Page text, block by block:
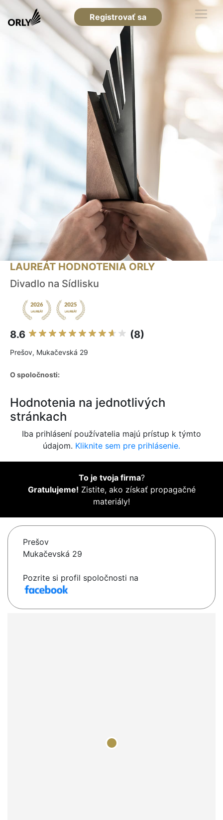
Registrovať sa
LAUREÁT HODNOTENIA ORLY
Divadlo na Sídlisku
8.6 (8)
Prešov, Mukačevská 29
O spoločnosti:
Hodnotenia na jednotlivých
stránkach
Iba prihlásení používatelia majú prístup k týmto
údajom. Kliknite sem pre prihlásenie.
To je tvoja firma?
Gratulujeme! Zistite, ako získať propagačné
materiály!
Prešov
Mukačevská 29
Pozrite si profil spoločnosti na